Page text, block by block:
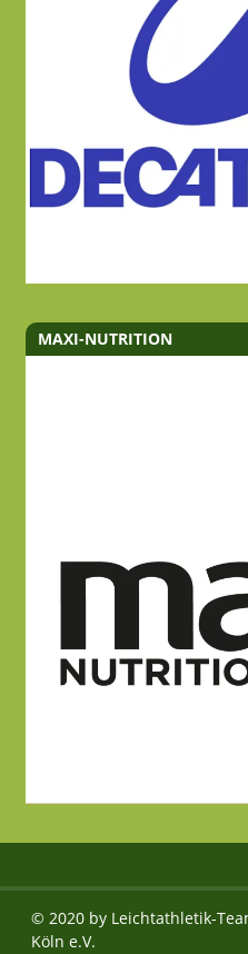
MAXI-NUTRITION
© 2020 by Leichtathletik-
Köln e.V.